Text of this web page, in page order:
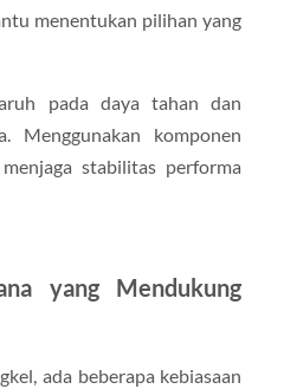
menentukan pilihan yang
pada daya tahan dan
Menggunakan komponen
stabilitas performa
yang Mendukung
ada beberapa kebiasaan